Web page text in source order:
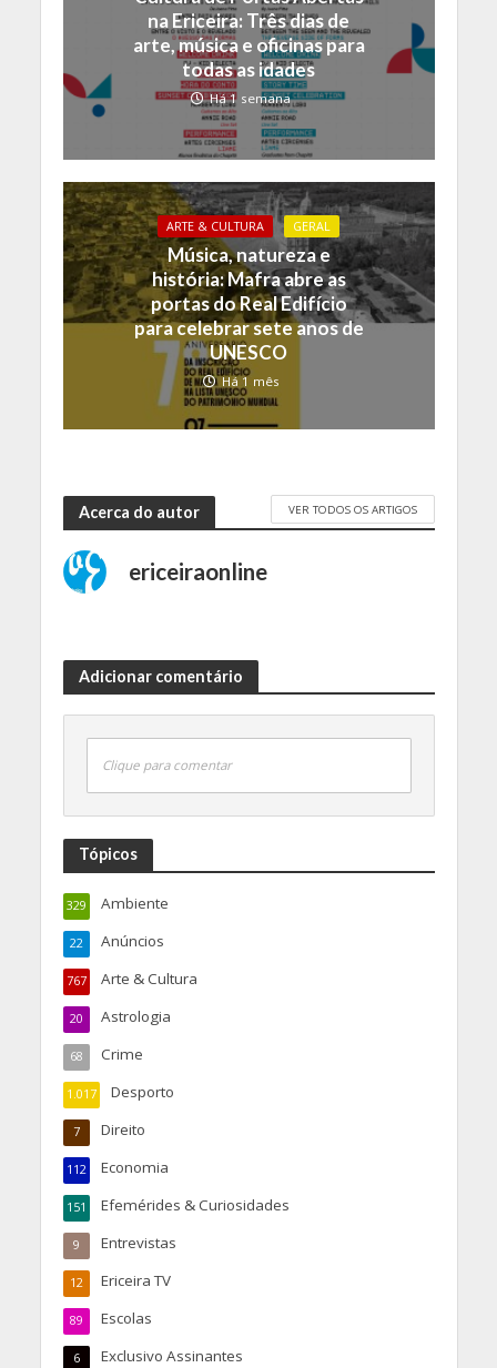
na Ericeira: Três dias de
arte, música e oficinas para
todas as idades
Há 1 semana
ARTE & CULTURA GERAL
Música, natureza e
história: Mafra abre as
portas do Real Edifício
para celebrar sete anos de
UNESCO
Há 1 mês
Acerca do autor VER TODOS OS ARTIGOS
ericeiraonline
Adicionar comentário
Clique para comentar
Tópicos
Ambiente
329
Anúncios
22
Arte & Cultura
767
Astrologia
20
Crime
68
Desporto
1.017
Direito
7
Economia
112
Efemérides & Curiosidades
151
Entrevistas
9
Ericeira TV
12
Escolas
89
Exclusivo Assinantes
6